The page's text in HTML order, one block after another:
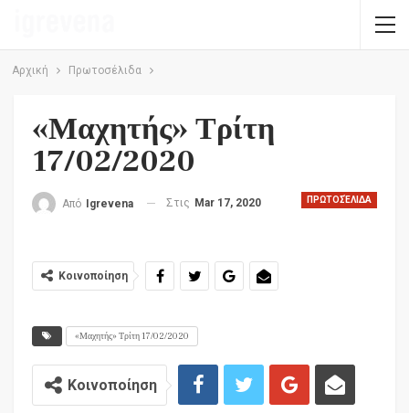
Αρχική Πρωτοσέλιδα
«Μαχητής» Τρίτη
17/02/2020
ΠΡΩΤΟΣΈΛΙΔΑ
Από Igrevena Στις Mar 17, 2020
Κοινοποίηση
«Μαχητής» Τρίτη 17/02/2020
Κοινοποίηση